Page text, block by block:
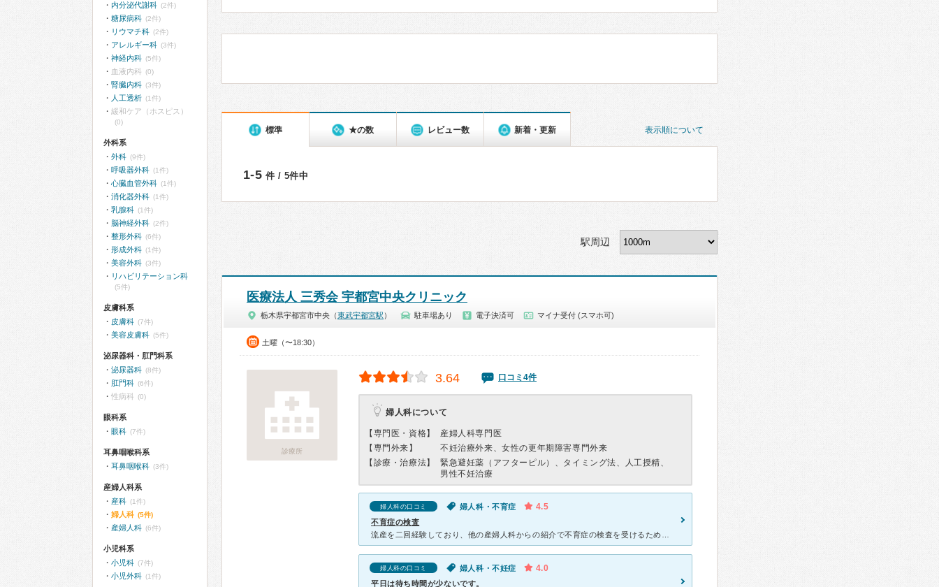
表示順について
標準 ★の数 レビュー数 新着・更新
1-5 件 / 5件中
駅周辺
医療法人 三秀会 宇都宮中央クリニック
栃木県宇都宮市中央（東武宇都宮駅 ） 駐車場あり 電子決済可 マイナ受付 (スマホ可)
土曜（〜18:30）
診療所
3.64 口コミ4件
婦人科について
【専門医・資格】
産婦人科専門医
【専門外来】
不妊治療外来、女性の更年期障害専門外来
【診療・治療法】
緊急避妊薬（アフターピル）、タイミング法、人工授精、
男性不妊治療
婦人科の口コミ 婦人科・不育症 4.5
不育症の検査
婦人科の口コミ 婦人科・不妊症 4.0
平日は待ち時間が少ないです。
内分泌代謝科 (2件)
糖尿病科 (2件)
リウマチ科 (2件)
アレルギー科 (3件)
神経内科 (5件)
血液内科 (0)
腎臓内科 (3件)
人工透析 (1件)
緩和ケア（ホスピス）
(0)
外科系
外科 (9件)
呼吸器外科 (1件)
心臓血管外科 (1件)
消化器外科 (1件)
乳腺科 (1件)
脳神経外科 (2件)
整形外科 (6件)
形成外科 (1件)
美容外科 (3件)
リハビリテーション科
(5件)
皮膚科系
皮膚科 (7件)
美容皮膚科 (5件)
泌尿器科・肛門科系
泌尿器科 (8件)
肛門科 (6件)
性病科 (0)
眼科系
眼科 (7件)
耳鼻咽喉科系
耳鼻咽喉科 (3件)
産婦人科系
産科 (1件)
婦人科 (5件)
産婦人科 (6件)
小児科系
小児科 (7件)
小児外科 (1件)